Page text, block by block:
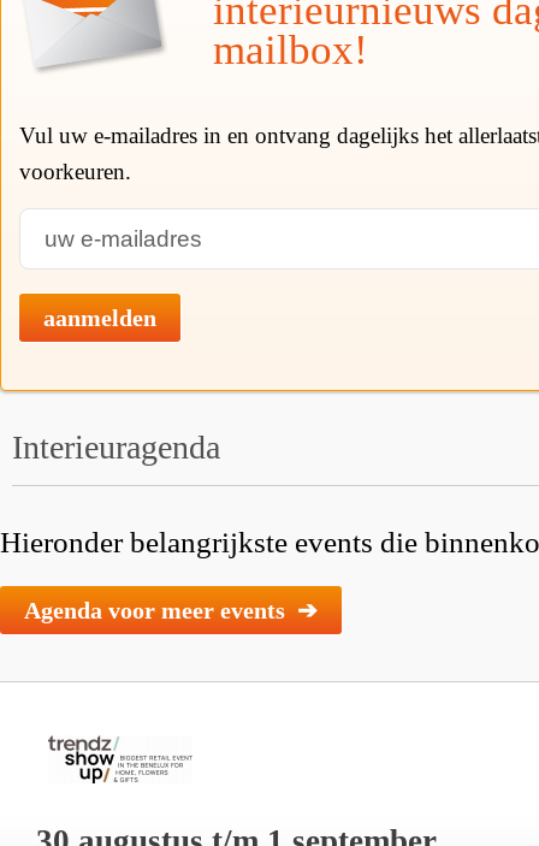
interieurnieuws
mailbox!
Vul uw e-mailadres in en ontvang dagelijks het
voorkeuren.
aanmelden
Interieuragenda
Hieronder belangrijkste events die
Agenda voor meer events ➔